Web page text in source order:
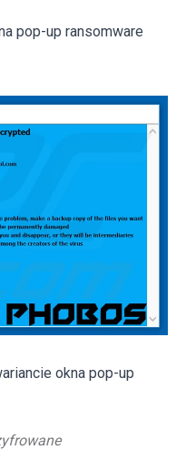
pop-up ransomware
okna pop-up